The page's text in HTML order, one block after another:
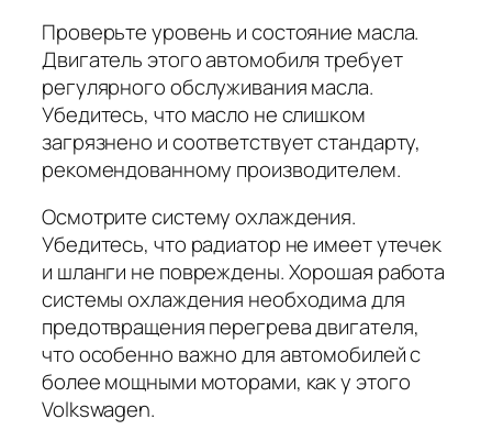
Проверьте уровень и состояние масла.
Двигатель этого автомобиля требует
регулярного обслуживания масла.
Убедитесь, что масло не слишком
загрязнено и соответствует стандарту,
рекомендованному производителем.
Осмотрите систему охлаждения.
Убедитесь, что радиатор не имеет утечек
и шланги не повреждены. Хорошая работа
системы охлаждения необходима для
предотвращения перегрева двигателя,
что особенно важно для автомобилей с
более мощными моторами, как у этого
Volkswagen.